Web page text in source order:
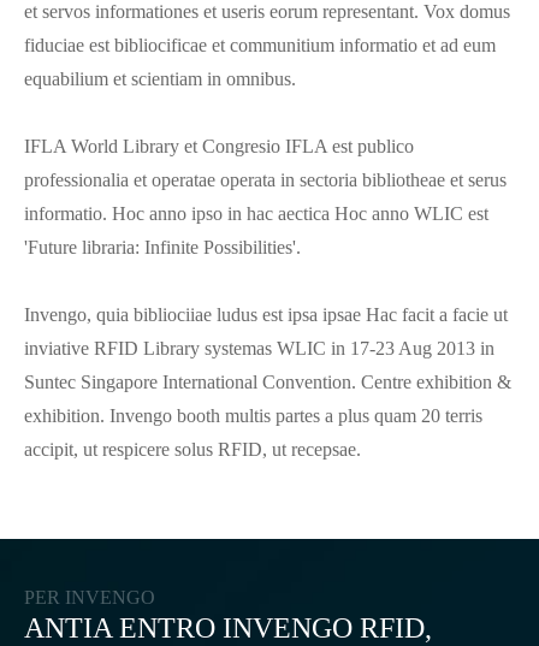
et servos informationes et useris eorum representant. Vox domus
fiduciae est bibliocificae et communitium informatio et ad eum
equabilium et scientiam in omnibus.
IFLA World Library et Congresio IFLA est publico
professionalia et operatae operata in sectoria bibliotheae et serus
informatio. Hoc anno ipso in hac aectica Hoc anno WLIC est
'Future libraria: Infinite Possibilities'.
Invengo, quia bibliociiae ludus est ipsa ipsae Hac facit a facie ut
inviative RFID Library systemas WLIC in 17-23 Aug 2013 in
Suntec Singapore International Convention. Centre exhibition &
exhibition. Invengo booth multis partes a plus quam 20 terris
accipit, ut respicere solus RFID, ut recepsae.
PER INVENGO
ANTIA ENTRO INVENGO RFID,